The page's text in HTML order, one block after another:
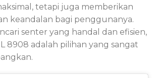
tetapi juga memberikan
keandalan bagi penggunanya.
senter yang handal dan efisien,
8908 adalah pilihan yang sangat